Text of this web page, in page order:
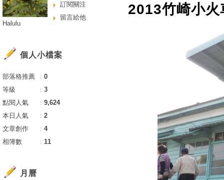
2013竹崎小火
訂閱關注
留言給他
Halulu
個人小檔案
部落格推薦 ： 0
等級
： 3
點閱人氣
： 9,624
本日人氣
： 2
文章創作
： 4
相簿數
： 11
月曆